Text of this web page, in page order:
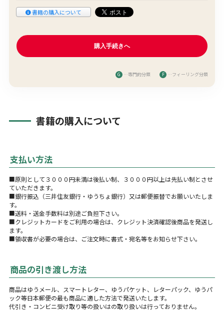
書籍の購入について
G …専門的分類 F …フィーリング分類
書籍の購入について
支払い方法
■原則として３０００円未満は後払い制、３０００円以上は先払い制とさせ
ていただきます。
■銀行振込（三井住友銀行・ゆうちょ銀行）又は郵便振替でお願いいたしま
す。
■送料・送金手数料は別途ご負担下さい。
■クレジットカードをご利用の場合は、クレジット決済確認後商品を発送し
ます。
■領収書が必要の場合は、ご注文時に書式・宛名等をお知らせ下さい。
商品の引き渡し方法
商品はゆうメール、スマートレター、ゆうパケット、レターパック、ゆうパ
ック等日本郵便の最も商品に適した方法で発送いたします。
代引き・コンビニ受け取り等の扱いはの取り扱いは行っておりません。